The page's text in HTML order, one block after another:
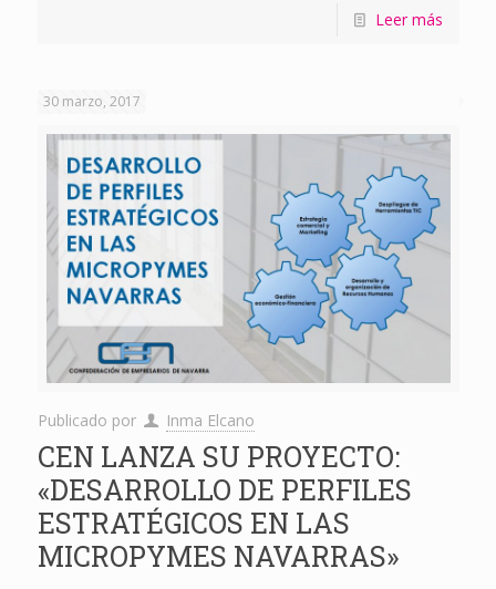
Leer más
30 marzo, 2017
Publicado por Inma Elcano
CEN LANZA SU PROYECTO:
«DESARROLLO DE PERFILES
ESTRATÉGICOS EN LAS
MICROPYMES NAVARRAS»